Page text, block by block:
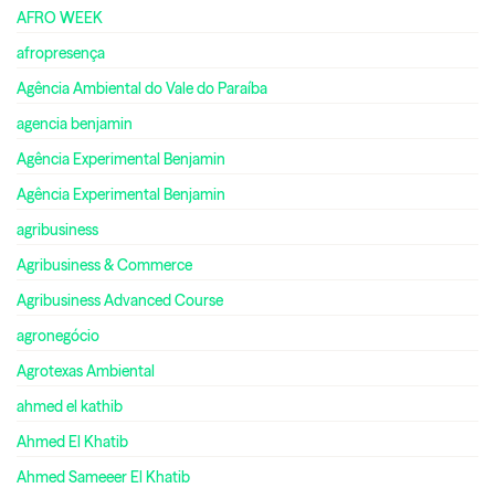
AFRO WEEK
afropresença
Agência Ambiental do Vale do Paraíba
agencia benjamin
Agência Experimental Benjamin
Agência Experimental Benjamin
agribusiness
Agribusiness & Commerce
Agribusiness Advanced Course
agronegócio
Agrotexas Ambiental
ahmed el kathib
Ahmed El Khatib
Ahmed Sameeer El Khatib